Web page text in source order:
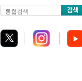
통합검색